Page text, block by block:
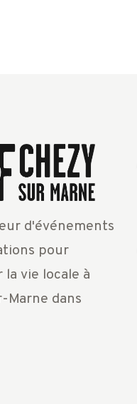
d'événements
pour
la vie locale à
Marne dans